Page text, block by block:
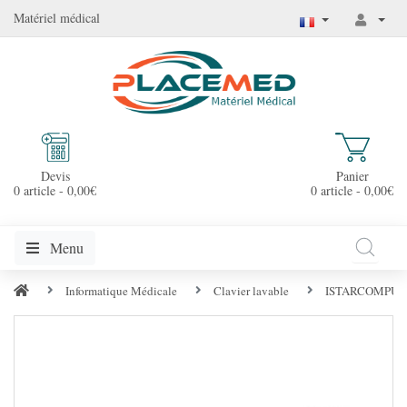
Matériel médical
Devis
0 article - 0,00€
Panier
0 article - 0,00€
Menu
Informatique Médicale Clavier lavable